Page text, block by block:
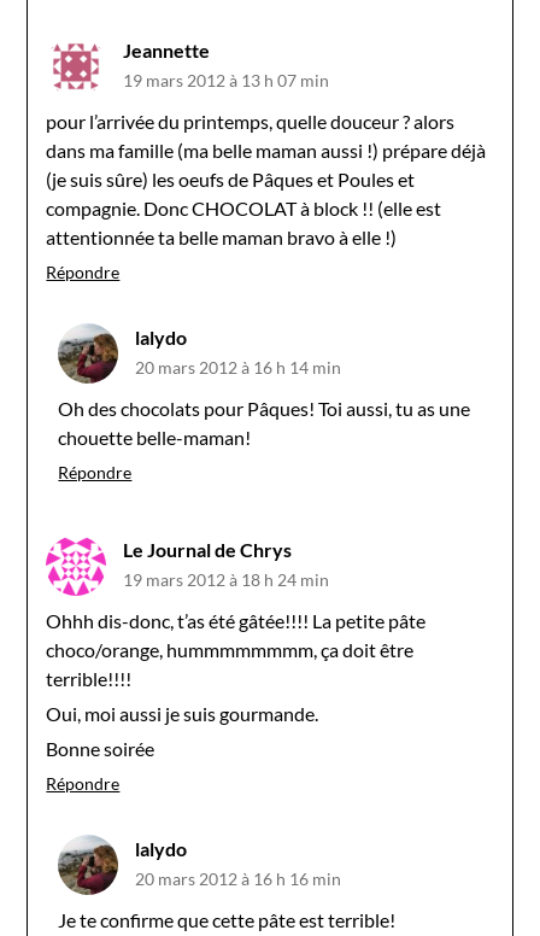
Jeannette
19 mars 2012 à 13 h 07 min
pour l’arrivée du printemps, quelle douceur ? alors
dans ma famille (ma belle maman aussi !) prépare déjà
(je suis sûre) les oeufs de Pâques et Poules et
compagnie. Donc CHOCOLAT à block !! (elle est
attentionnée ta belle maman bravo à elle !)
Répondre
lalydo
20 mars 2012 à 16 h 14 min
Oh des chocolats pour Pâques! Toi aussi, tu as une
chouette belle-maman!
Répondre
Le Journal de Chrys
19 mars 2012 à 18 h 24 min
Ohhh dis-donc, t’as été gâtée!!!! La petite pâte
choco/orange, hummmmmmmm, ça doit être
terrible!!!!
Oui, moi aussi je suis gourmande.
Bonne soirée
Répondre
lalydo
20 mars 2012 à 16 h 16 min
Je te confirme que cette pâte est terrible!